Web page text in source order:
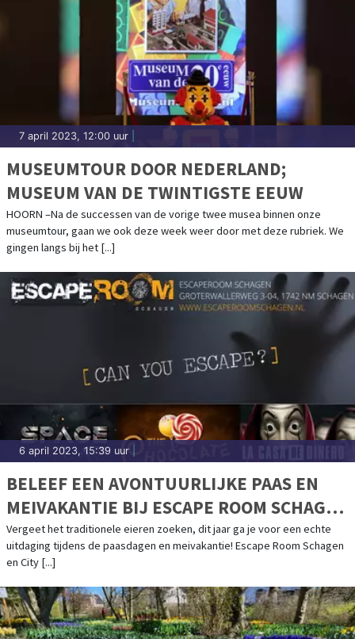
7 april 2023, 12:00 uur
MUSEUMTOUR DOOR NEDERLAND;
MUSEUM VAN DE TWINTIGSTE EEUW
HOORN –Na de successen van de vorige twee musea binnen onze
museumtour, gaan we ook deze week weer door met deze rubriek. We
gingen langs bij het [...]
6 april 2023, 15:39 uur
BELEEF EEN AVONTUURLIJKE PAAS EN
MEIVAKANTIE BIJ ESCAPE ROOM SCHAGEN
& CITY ADVENTURES!
Vergeet het traditionele eieren zoeken, dit jaar ga je voor een echte
uitdaging tijdens de paasdagen en meivakantie! Escape Room Schagen
en City [...]